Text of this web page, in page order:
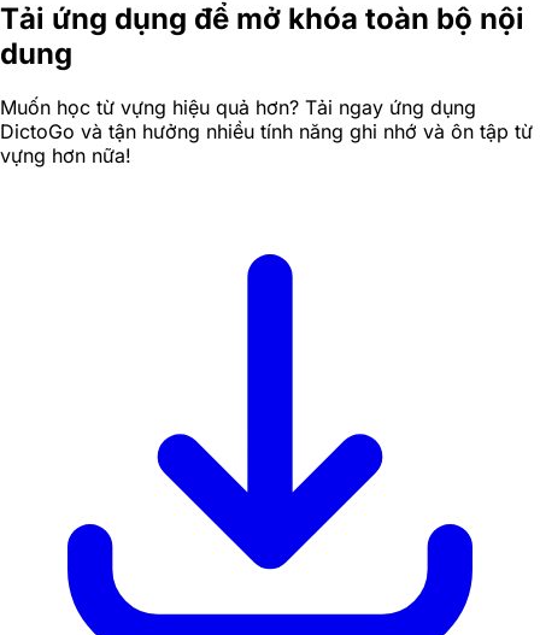
Tải ứng dụng để mở khóa toàn bộ nội
dung
Muốn học từ vựng hiệu quả hơn? Tải ngay ứng dụng
DictoGo và tận hưởng nhiều tính năng ghi nhớ và ôn tập từ
vựng hơn nữa!